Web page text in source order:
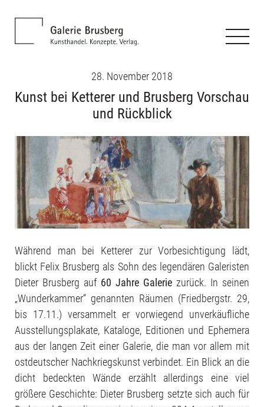
28. November 2018
Kunst bei Ketterer und Brusberg Vorschau
und Rückblick
Während man bei Ketterer zur Vorbesichtigung lädt,
blickt Felix Brusberg als Sohn des legendären Galeristen
Dieter Brusberg auf 60 Jahre Galerie zurück. In seinen
„Wunderkammer“ genannten Räumen (Friedbergstr. 29,
bis 17.11.) versammelt er vorwiegend unverkäufliche
Ausstellungsplakate, Kataloge, Editionen und Ephemera
aus der langen Zeit einer Galerie, die man vor allem mit
ostdeutscher Nachkriegskunst verbindet. Ein Blick an die
dicht bedeckten Wände erzählt allerdings eine viel
größere Geschichte: Dieter Brusberg setzte sich auch für